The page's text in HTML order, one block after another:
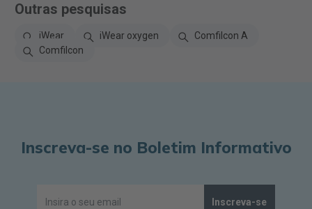
Outras pesquisas
iWear iWear oxygen
Comfilcon A
Comfilcon
Inscreva-se no Boletim Informativo
Inscreva-se